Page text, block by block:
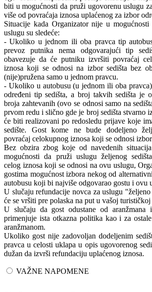
biti u mogućnosti da pruži ugovorenu uslugu
više od povraćaja iznosa uplaćenog za izbor
Situacije kada Organizator nije u
uslugu su sledeće:
- Ukoliko u jednom ili oba pravca tip
prevoz putnika nema odgovarajući tip
obavezuje da će putniku izvršiti povraćaj
iznosa koji se odnosi na izbor sedišta bez
(nije)pružena samo u jednom pravcu.
- Ukoliko u autobusu (u jednom ili oba
određeni tip sedišta, a broj takvih sedišta je
broja zahtevanih (ovo se odnosi samo na
prvom redu i slično gde je broj sedišta stvarno
će biti realizovani po redosledu prijave koje
sedište. Gost kome ne bude dodeljeno
povraćaj celokupnog iznosa koji se odnosi izbor
Bez obzira zbog koje od navedenih
mogućnosti da pruži uslugu željenog
celog iznosa koji se odnosi na ovu uslugu,
gostima mogućnost izbora nekog od
autobusu koji bi najviše odgovarao gostu i ovu
U slučaju refundacije novca za uslugu
će se vršiti pre polaska na put u vašoj
U slučaju da gost odustane od
primenjuje ista otkazna politika kao i za
aranžmanom.
Ukoliko gost nije zadovoljan dodeljenim
pravca u celosti uklapa u opis ugovorenog
dužan da izvrši refundaciju uplaćenog iznosa.
VAŽNE NAPOMENE